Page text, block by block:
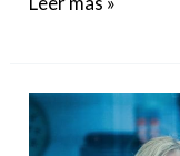
‘Caso
137’